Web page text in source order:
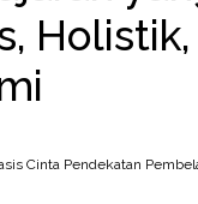
Cinta Pendekatan